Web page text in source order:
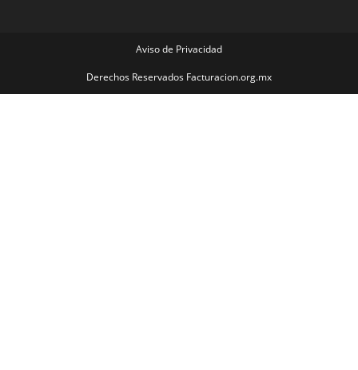
Aviso de Privacidad
Derechos Reservados Facturacion.org.mx